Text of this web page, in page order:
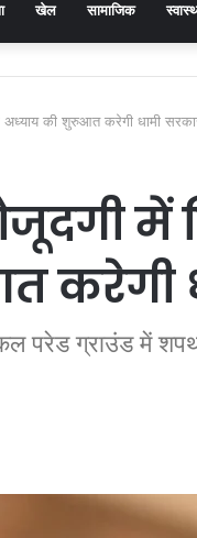
खेल सामाजिक
अध्याय की शुरुआत करेगी धामी
करेगी
परेड ग्राउंड में